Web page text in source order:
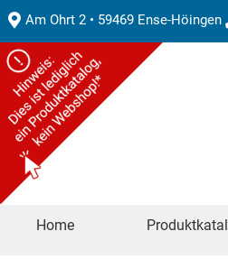
Am Ohrt 2 • 59469 Ense-Höingen
Home